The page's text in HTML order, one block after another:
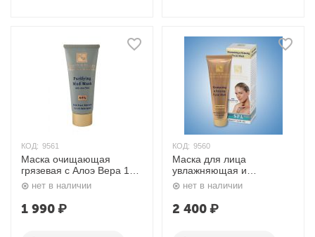
КОД: 9561
Маска очищающая
грязевая с Алоэ Вера 100
мл. H&B
нет в наличии
1 990₽
КОД: 9560
Маска для лица
увлажняющая и
расслабляющая с
гиалуроновой кислотой
100 мл. H&B
нет в наличии
2 400₽